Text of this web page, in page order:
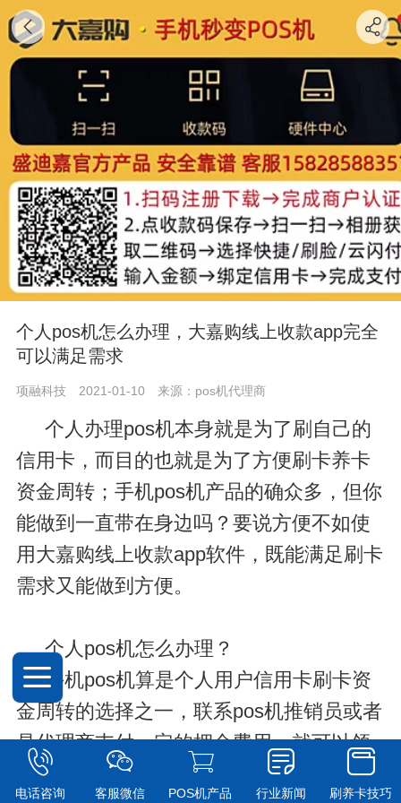
个人pos机怎么办理，大嘉购线上收款app完全
可以满足需求
项融科技 2021-01-10 来源：pos机代理商
个人办理pos机本身就是为了刷自己的
信用卡，而目的也就是为了方便刷卡养卡
资金周转；手机pos机产品的确众多，但你
能做到一直带在身边吗？要说方便不如使
用大嘉购线上收款app软件，既能满足刷卡
需求又能做到方便。
个人pos机怎么办理？
手机pos机算是个人用户信用卡刷卡资
金周转的选择之一，联系pos机推销员或者
是代理商支付一定的押金费用，就可以领
取到一台pos机设备，然后下载对应的app
电话咨询 客服微信 POS机产品 行业新闻 刷养卡技巧